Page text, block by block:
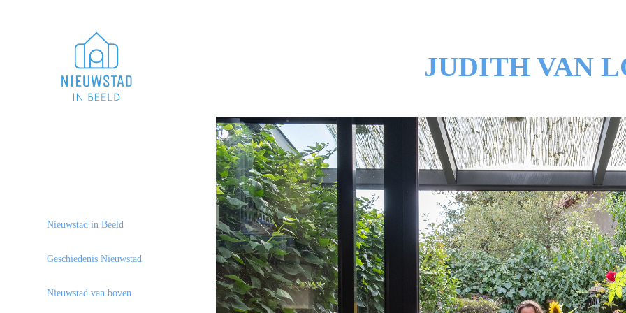
Nieuwstad in Beeld
Geschiedenis Nieuwstad
Nieuwstad van boven
JUDITH VAN